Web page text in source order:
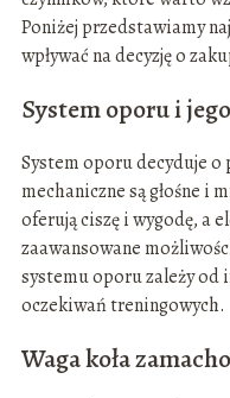
Poniżej przedstawiamy
wpływać na decyzję o
System oporu i
System oporu decyduje o
mechaniczne są głośne i
oferują ciszę i wygodę, a
zaawansowane
systemu oporu zależy
oczekiwań treningowych.
Waga koła